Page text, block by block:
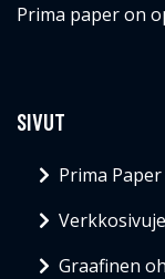
Prima paper on
SIVUT
Prima Paper
Graafinen